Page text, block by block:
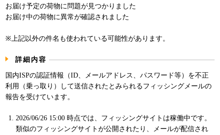
お届け予定の荷物に問題が見つかりました
お届け中の荷物に異常が確認されました
※上記以外の件名も使われている可能性があります。
詳細内容
国内ISPの認証情報（ID、メールアドレス、パスワード等）を不正
利用（乗っ取り）して送信されたとみられるフィッシングメールの
報告を受けています。
2026/06/26 15:00 時点では、フィッシングサイトは稼働中です。
類似のフィッシングサイトが公開されたり、メールが配信され